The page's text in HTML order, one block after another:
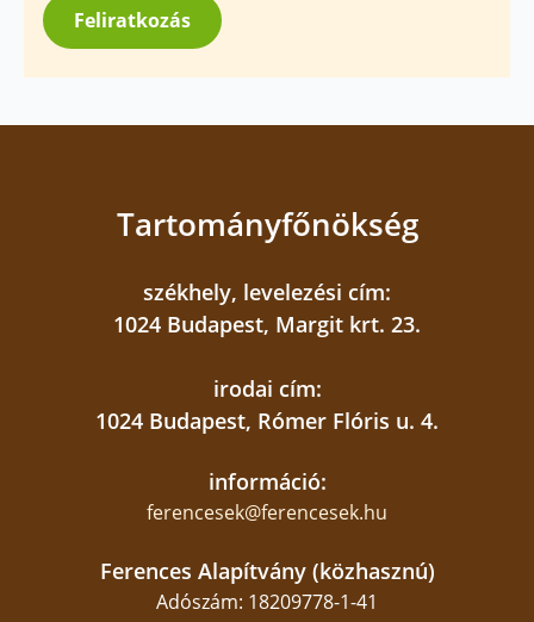
*
Feliratkozás
Tartományfőnökség
székhely, levelezési cím:
1024 Budapest, Margit krt. 23.
irodai cím:
1024 Budapest, Rómer Flóris u. 4.
információ:
ferencesek@ferencesek.hu
Ferences Alapítvány (közhasznú)
Adószám: 18209778-1-41